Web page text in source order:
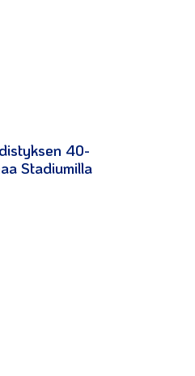
40-
Stadiumilla